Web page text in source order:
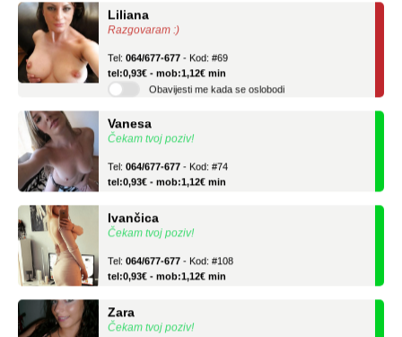
Liliana
Razgovaram :)
Tel: 064/677-677 - Kod: #69
tel:0,93€ - mob:1,12€ min
Obavijesti me kada se oslobodi
Vanesa
Čekam tvoj poziv!
Tel: 064/677-677 - Kod: #74
tel:0,93€ - mob:1,12€ min
Ivančica
Čekam tvoj poziv!
Tel: 064/677-677 - Kod: #108
tel:0,93€ - mob:1,12€ min
Zara
Čekam tvoj poziv!